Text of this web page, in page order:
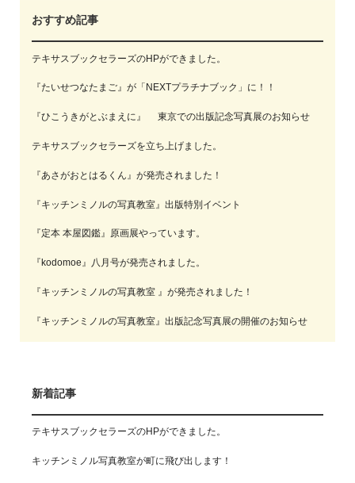
おすすめ記事
テキサスブックセラーズのHPができました。
『たいせつなたまご』が「NEXTプラチナブック」に！！
『ひこうきがとぶまえに』 東京での出版記念写真展のお知らせ
テキサスブックセラーズを立ち上げました。
『あさがおとはるくん』が発売されました！
『キッチンミノルの写真教室』出版特別イベント
『定本 本屋図鑑』原画展やっています。
『kodomoe』八月号が発売されました。
『キッチンミノルの写真教室 』が発売されました！
『キッチンミノルの写真教室』出版記念写真展の開催のお知らせ
新着記事
テキサスブックセラーズのHPができました。
キッチンミノル写真教室が町に飛び出します！